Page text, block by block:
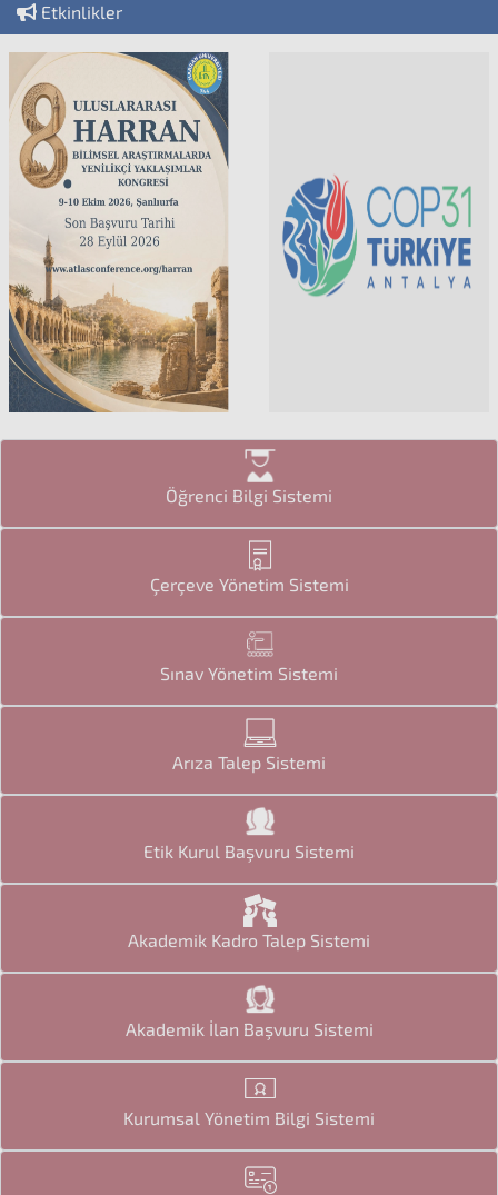
Etkinlikler
Öğrenci Bilgi Sistemi
Çerçeve Yönetim Sistemi
Sınav Yönetim Sistemi
Arıza Talep Sistemi
Etik Kurul Başvuru Sistemi
Akademik Kadro Talep Sistemi
Akademik İlan Başvuru Sistemi
Kurumsal Yönetim Bilgi Sistemi